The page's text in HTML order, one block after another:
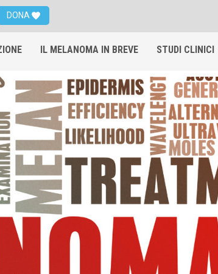
DONA
IL MELANOMA IN BREVE STUDI CLINICI